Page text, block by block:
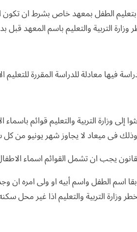
بتعليم الطفل بمعهد خاص بشرط ان تكون
التربية والتعليم باسم المعهد قبل
فيها معادلة للدراسة المقررة للتعليم
إلى وزارة التربية والتعليم قوائم
وذلك فى ميعاد لا يجاوز شهر يونيو من
يجب ان تشمل القوائم اسماء
اسم الطفل واسم أبيه او ولى امره ان
وزارة التربية والتعليم اذا غير محل